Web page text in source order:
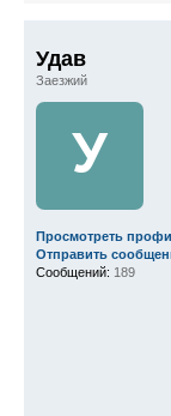
Удав
Заезжий
У
Просмотреть
Отправить
Сообщений: 189